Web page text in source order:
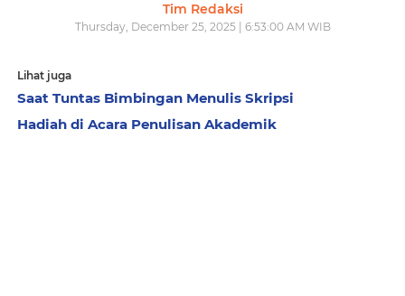
Tim Redaksi
Thursday, December 25, 2025 | 6:53:00 AM WIB
Lihat juga
Saat Tuntas Bimbingan Menulis Skripsi
Hadiah di Acara Penulisan Akademik